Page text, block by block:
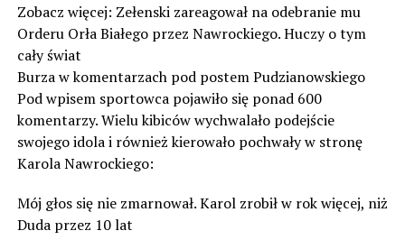
Zobacz więcej: Zełenski zareagował na odebranie mu
Orderu Orła Białego przez Nawrockiego. Huczy o tym
cały świat
Burza w komentarzach pod postem Pudzianowskiego
Pod wpisem sportowca pojawiło się ponad 600
komentarzy. Wielu kibiców wychwalało podejście
swojego idola i również kierowało pochwały w stronę
Karola Nawrockiego:
Mój głos się nie zmarnował. Karol zrobił w rok więcej, niż
Duda przez 10 lat